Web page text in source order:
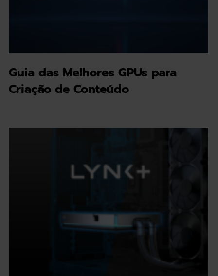
Guia das Melhores GPUs para
Criação de Conteúdo